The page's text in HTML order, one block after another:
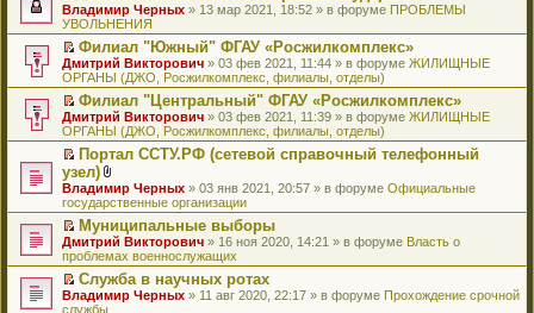
н
и
ю
о
о
б
щ
е
н
и
ю
н
о
м
у
с
о
о
б
щ
е
н
и
ю
ч
и
т
а
н
н
о
м
у
с
о
о
б
щ
е
н
и
ю
н
е
п
р
о
ч
и
т
а
н
н
о
м
у
с
о
о
б
щ
е
н
и
р
в
о
м
у
н
е
п
р
о
ч
и
т
а
н
н
о
м
у
с
о
о
т
и
к
п
е
р
в
о
м
у
н
е
п
р
о
ч
и
т
а
н
н
о
П
е
р
е
й
т
и
к
п
е
р
в
о
м
у
н
е
п
р
о
ч
и
Владимир Черных » 13 мар 2021, 18:52 » в форуме ПРОБЛЕМЫ
УВОЛЬНЕНИЯ
П
е
р
е
й
т
и
к
п
е
р
в
о
м
у
н
е
п
Филиал "Южный" ФГАУ «Росжилкомплекс»
Дмитрий Викторович » 03 фев 2021, 11:44 » в форуме ЖИЛИЩНЫЕ
ОРГАНЫ (ДЖО, Росжилкомплекс, филиалы, отделы)
П
е
р
й
т
и
к
п
е
р
в
о
м
Филиал "Центральный" ФГАУ «Росжилкомплекс»
Дмитрий Викторович » 03 фев 2021, 11:39 » в форуме ЖИЛИЩНЫЕ
ОРГАНЫ (ДЖО, Росжилкомплекс, филиалы, отделы)
П
е
р
е
й
т
и
к
п
е
р
Портал ССТУ.РФ (сетевой справочный телефонный
узел)
В
л
о
ж
е
н
и
я
Владимир Черных » 03 янв 2021, 20:57 » в форуме Официальные
государственные организации
П
е
р
е
й
т
Муниципальные выборы
Дмитрий Викторович » 16 ноя 2020, 14:21 » в форуме Власть о
проблемах военнослужащих
П
е
Служба в научных ротах
Владимир Черных » 11 авг 2020, 22:17 » в форуме Прохождение срочной
службы